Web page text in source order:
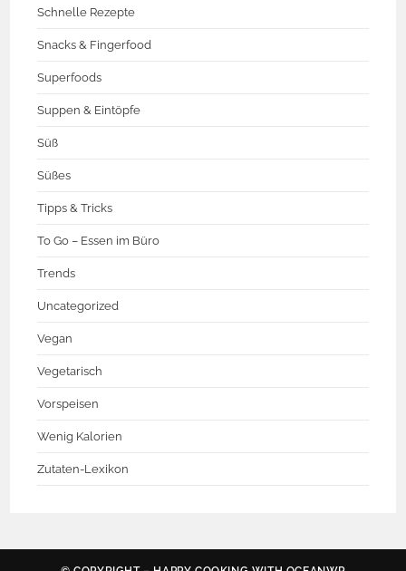
Schnelle Rezepte
Snacks & Fingerfood
Superfoods
Suppen & Eintöpfe
Süß
Süßes
Tipps & Tricks
To Go – Essen im Büro
Trends
Uncategorized
Vegan
Vegetarisch
Vorspeisen
Wenig Kalorien
Zutaten-Lexikon